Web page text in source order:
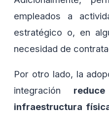
empleados a
estratégico o, en
necesidad de
Por otro lado, la
integración
infraestructura